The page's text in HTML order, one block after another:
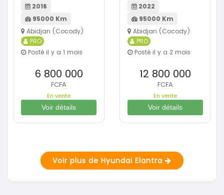
2016
95000 Km
Abidjan (Cocody)
PRO
Posté il y a 1 mois
6 800 000
FCFA
En vente
Voir détails
2022
95000 Km
Abidjan (Cocody)
PRO
Posté il y a 2 mois
12 800 000
FCFA
En vente
Voir détails
Voir plus de Hyundai Elantra